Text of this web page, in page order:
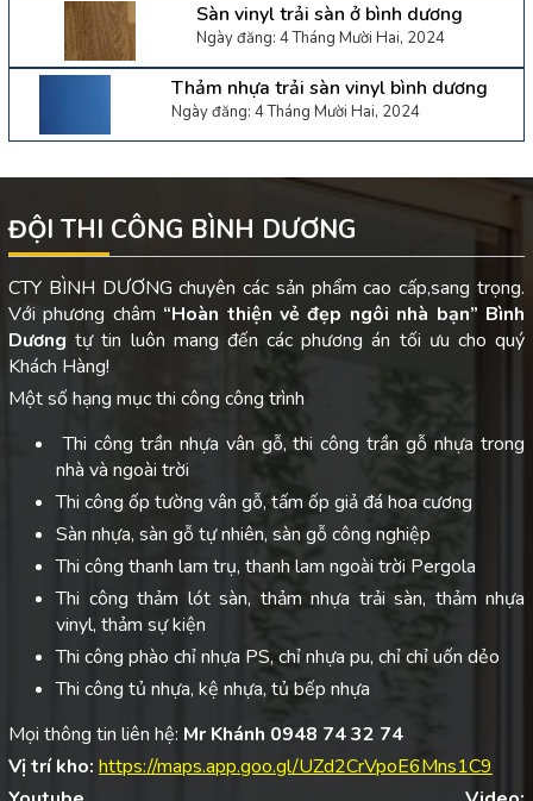
Sàn vinyl trải sàn ở bình dương
Ngày đăng: 4 Tháng Mười Hai, 2024
Thảm nhựa trải sàn vinyl bình dương
Ngày đăng: 4 Tháng Mười Hai, 2024
ĐỘI THI CÔNG BÌNH DƯƠNG
CTY BÌNH DƯƠNG chuyên các sản phẩm cao cấp,sang trọng.
Với phương châm “Hoàn thiện vẻ đẹp ngôi nhà bạn” Bình
Dươngtự tin luôn mang đến các phương án tối ưu cho quý
Khách Hàng!
Một số hạng mục thi công công trình
Thi công trần nhựa vân gỗ, thi công trần gỗ nhựa trong
nhà và ngoài trời
Thi công ốp tường vân gỗ, tấm ốp giả đá hoa cương
Sàn nhựa, sàn gỗ tự nhiên, sàn gỗ công nghiệp
Thi công thanh lam trụ, thanh lam ngoài trời Pergola
Thi công thảm lót sàn, thảm nhựa trải sàn, thảm nhựa
vinyl, thảm sự kiện
Thi công phào chỉ nhựa PS, chỉ nhựa pu, chỉ chỉ uốn dẻo
Thi công tủ nhựa, kệ nhựa, tủ bếp nhựa
Mọi thông tin liên hệ: Mr Khánh 0948 74 32 74
Vị trí kho: https://maps.app.goo.gl/UZd2CrVpoE6Mns1C9